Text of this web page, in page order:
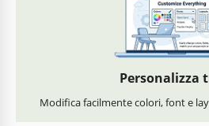
Personalizza
Modifica facilmente colori, font e